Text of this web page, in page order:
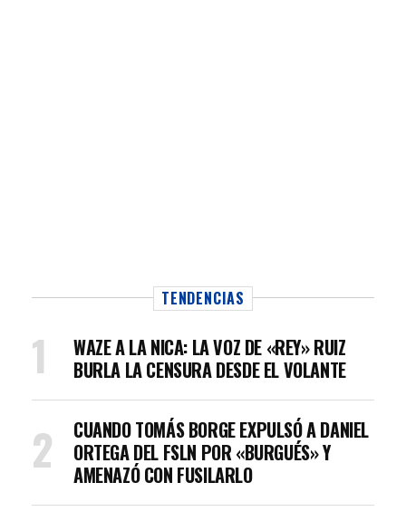
TENDENCIAS
WAZE A LA NICA: LA VOZ DE «REY» RUIZ
BURLA LA CENSURA DESDE EL VOLANTE
CUANDO TOMÁS BORGE EXPULSÓ A DANIEL
ORTEGA DEL FSLN POR «BURGUÉS» Y
AMENAZÓ CON FUSILARLO